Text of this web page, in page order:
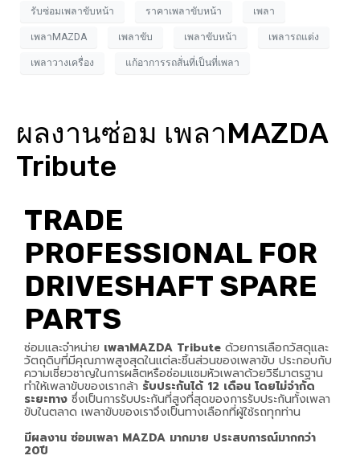
รับซ่อมเพลาขับหน้า ราคาเพลาขับหน้า เพลา
เพลาMAZDA เพลาขับ เพลาขับหน้า เพลารถแต่ง
เพลาวางเครื่อง แก้อาการรถสั่นที่เป็นที่เพลา
ผลงานซ่อม เพลาMAZDA
Tribute
TRADE
PROFESSIONAL FOR
DRIVESHAFT SPARE
PARTS
ซ่อมและจำหน่าย เพลาMAZDA Tribute ด้วยการเลือกวัสดุและ
วัตถุดิบที่มีคุณภาพสูงสุดในแต่ละชิ้นส่วนของเพลาขับ ประกอบกับ
ความเชี่ยวชาญในการผลิตหรือซ่อมแซมหัวเพลาด้วยวิธีมาตรฐาน
ทำให้เพลาขับของเรากล้า รับประกันได้ 12 เดือน โดยไม่จำกัด
ระยะทาง ซึ่งเป็นการรับประกันที่สูงที่สุดของการรับประกันทั้งเพลา
ขับในตลาด เพลาขับของเราจึงเป็นทางเลือกที่ผู้ใช้รถทุกท่าน
มีผลงาน ซ่อมเพลา MAZDA มากมาย ประสบการณ์มากกว่า
20ปี